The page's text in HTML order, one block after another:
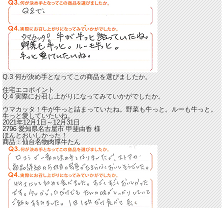
Q.3 何が決め手となってこの商品を選びましたか。
住宅エコポイント
Q.4 実際にお召し上がりになってみていかがでしたか。
ウマカッタ！牛が牛っと詰まっていたね。野菜も牛っと。ルーも牛っと。
牛っと愛していたいね。
2021年12月1日～12月31日
2796 愛知県名古屋市甲斐由香様
ほんとおいしかった！
商品：仙台名物肉厚牛たん